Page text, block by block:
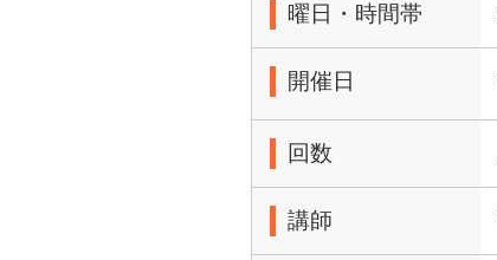
曜日・時間帯
開催日
回数
講師